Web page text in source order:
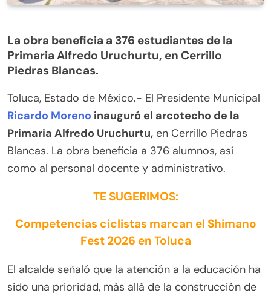
La obra beneficia a 376 estudiantes de la
Primaria Alfredo Uruchurtu, en Cerrillo
Piedras Blancas.
Toluca, Estado de México.- El Presidente Municipal
Ricardo Moreno inauguró el arcotecho de la
Primaria Alfredo Uruchurtu, en Cerrillo Piedras
Blancas. La obra beneficia a 376 alumnos, así
como al personal docente y administrativo.
TE SUGERIMOS:
Competencias ciclistas marcan el Shimano
Fest 2026 en Toluca
El alcalde señaló que la atención a la educación ha
sido una prioridad, más allá de la construcción de